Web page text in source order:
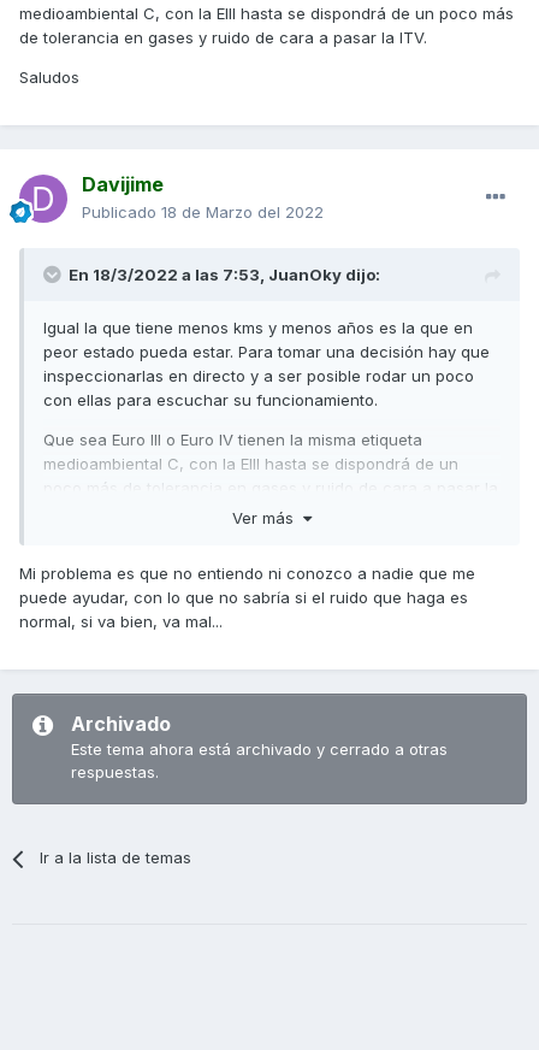
cv y no se si merece la pena
Muchas gracias
Un saludo
medioambiental C, con la EIII hasta se dispondrá de un poco más
de tolerancia en gases y ruido de cara a pasar la ITV.
Saludos
Davijime
Publicado 18 de Marzo del 2022
En 18/3/2022 a las 7:53, JuanOky dijo:
Igual la que tiene menos kms y menos años es la que en
peor estado pueda estar. Para tomar una decisión hay que
inspeccionarlas en directo y a ser posible rodar un poco
con ellas para escuchar su funcionamiento.
Que sea Euro III o Euro IV tienen la misma etiqueta
medioambiental C, con la EIII hasta se dispondrá de un
poco más de tolerancia en gases y ruido de cara a pasar la
Ver más
Mi problema es que no entiendo ni conozco a nadie que me
puede ayudar, con lo que no sabría si el ruido que haga es
normal, si va bien, va mal...
Archivado
Este tema ahora está archivado y cerrado a otras
respuestas.
Ir a la lista de temas